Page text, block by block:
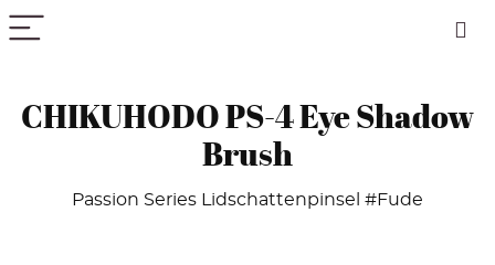
CHIKUHODO PS-4 Eye Shadow
Brush
Passion Series Lidschattenpinsel #Fude